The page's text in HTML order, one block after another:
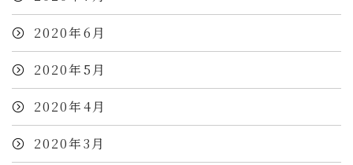
2020年6月
2020年5月
2020年4月
2020年3月